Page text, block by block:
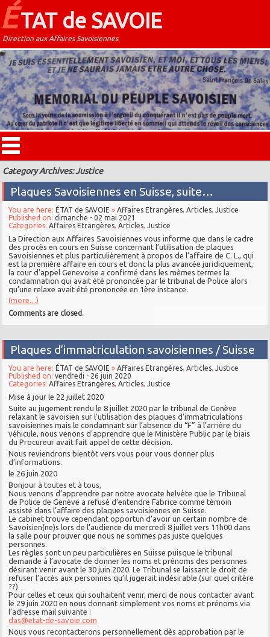
ÉTAT de SAVOIE
Direction aux Affaires Savoisiennes
Category Archives: Justice
Plaques Savoisiennes en Suisse, suite…
You are here: ÉTAT de SAVOIE »Affaires Etrangères,Articles,Justice
Published on:dimanche - 02 mai 2021
Categories:Affaires Etrangères,Articles,Justice
La Direction aux Affaires Savoisiennes vous informe que dans le cadre
des procès en cours en Suisse concernant l’utilisation de plaques
Savoisiennes et plus particulièrement à propos de l’affaire de C. L., qui
est la première affaire en cours et donc la plus avancée juridiquement,
la cour d’appel Genevoise a confirmé dans les mêmes termes la
condamnation qui avait été prononcée par le tribunal de Police alors
qu’une relaxe avait été prononcée en 1ère instance.
(more…)
Comments are closed.
Plaques d’immatriculation savoisiennes / Suisse
You are here: ÉTAT de SAVOIE »Affaires Etrangères,Articles,Justice
Published on:vendredi - 26 juin 2020
Categories:Affaires Etrangères,Articles,Justice
Mise à jour le 22 juillet 2020
Suite au jugement rendu le 8 juillet 2020 par le tribunal de Genève
relaxant le savoisien sur l’utilisation des plaques d’immatriculations
savoisiennes mais le condamnant sur l’absence du “F” à l’arrière du
véhicule, nous venons d’apprendre que le Ministère Public par le biais
du Procureur avait fait appel de cette décision.
Nous reviendrons bientôt vers vous pour vous donner plus
d’informations.
le 26 juin 2020
Bonjour à toutes et à tous,
Nous venons d’apprendre par notre avocate helvète que le Tribunal
de Police de Genève a refusé d’entendre Fabrice comme témoin
assisté dans l’affaire des plaques savoisiennes en Suisse.
Le cabinet trouve cependant opportun d’avoir un certain nombre de
Savoisien(ne)s lors de l’audience du mercredi 8 juillet vers 11h00 dans
la salle pour prouver que nous ne sommes pas juste quelques
personnes.
Les règles sont un peu particulières en Suisse puisque le tribunal
demande à l’avocate de donner les noms et prénoms des personnes
désirant venir avant le 30 juin 2020. Le Tribunal se laissant le droit de
refuser l’accès aux personnes qu’il jugerait indésirable (sur quel critère
??)
Pour celles et ceux qui souhaitent venir, merci de nous contacter avant
le 29 juin 2020 en nous donnant simplement vos noms et prénoms via
l’adresse mail suivante :
das@etat-de-savoie.com
Nous vous recontacterons personnellement dès approbation par le